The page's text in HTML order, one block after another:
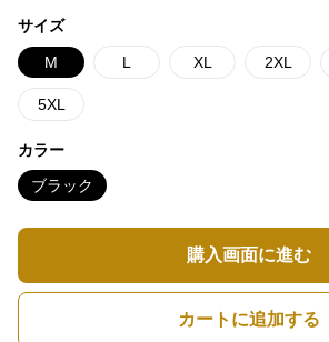
サイズ
M L XL 2XL
5XL
カラー
ブラック
購入画面に進む
カートに追加する